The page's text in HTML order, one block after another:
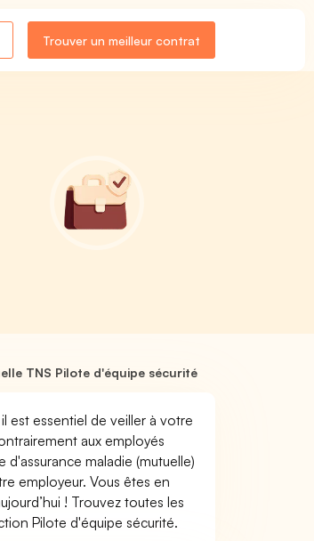
Trouver un meilleur contrat
TNS Pilote d'équipe sécurité
est essentiel de veiller à votre
aux employés
maladie (mutuelle)
employeur. Vous êtes en
! Trouvez toutes les
Pilote d'équipe sécurité.